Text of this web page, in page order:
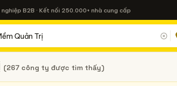
B2B · Kết nối 250.000+ nhà cung cấp
(267 công ty được tìm thấy)